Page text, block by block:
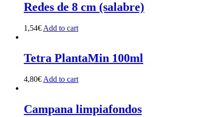
Redes de 8 cm (salabre)
1,54€ Add to cart
Tetra PlantaMin 100ml
4,80€ Add to cart
Campana limpiafondos